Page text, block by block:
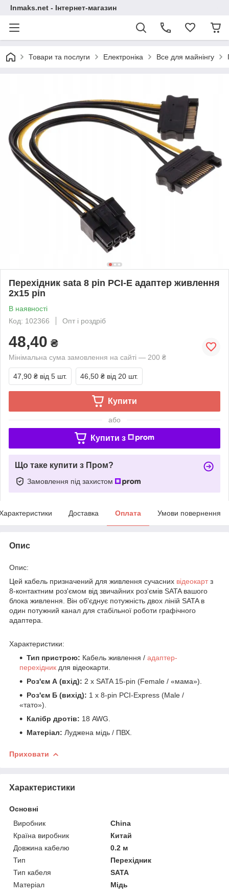
Inmaks.net - Інтернет-магазин
Товари та послуги Електроніка Все для майнінгу
Перехідник sata 8 pin PCI-E адаптер живлення
2х15 pin
В наявності
Код: 102366
Опт і роздріб
48,40 ₴
Мінімальна сума замовлення на сайті — 200 ₴
47,90 ₴ від 5 шт. 46,50 ₴ від 20 шт.
Купити
або
Купити з
Що таке купити з Пром?
Замовлення під захистом
Доставка Оплата Умови повернення
Опис
Опис:
Цей кабель призначений для живлення сучасних відеокартз
8-контактним роз'ємом від звичайних роз'ємів SATA вашого
блока живлення. Він об'єднує потужність двох ліній SATA в
один потужний канал для стабільної роботи графічного
адаптера.
Характеристики:
Тип пристрою: Кабель живлення / адаптер-
перехідник для відеокарти.
Роз'єм А (вхід): 2 x SATA 15-pin (Female / «мама»).
Роз'єм Б (вихід): 1 x 8-pin PCI-Express (Male /
«тато»).
Калібр дротів: 18 AWG.
Матеріал: Луджена мідь / ПВХ.
Приховати
Характеристики
Основні
Виробник
China
Країна виробник
Китай
Довжина кабелю
0.2 м
Тип
Перехідник
Тип кабеля
SATA
Матеріал
Мідь